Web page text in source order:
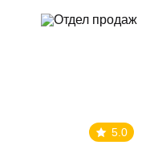
и спортивные5.0